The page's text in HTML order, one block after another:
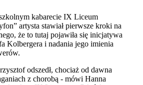
kabarecie IX Liceum
artysta stawiał pierwsze kroki na
że to tutaj pojawiła się inicjatywa
Kolbergera i nadania jego imienia
odszedł, chociaż od dawna
z chorobą - mówi Hanna